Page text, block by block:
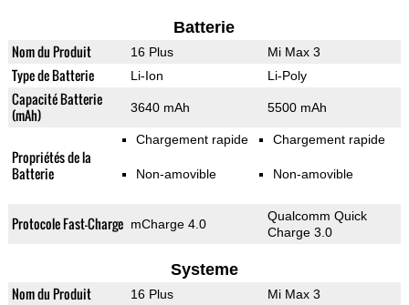
Batterie
Nom du Produit 16 Plus Mi Max 3
Type de Batterie Li-Ion Li-Poly
Capacité Batterie
(mAh)
3640 mAh 5500 mAh
Propriétés de la
Batterie
Chargement rapide
Non-amovible
Chargement rapide
Non-amovible
Protocole Fast-Charge mCharge 4.0
Qualcomm Quick
Charge 3.0
Systeme
Nom du Produit 16 Plus Mi Max 3